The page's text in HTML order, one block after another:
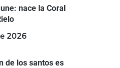
nace la Coral
2026
de los santos es